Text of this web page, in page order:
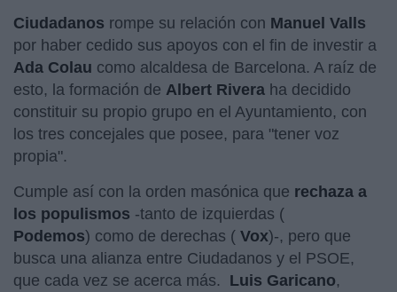
Ciudadanos rompe su relación con Manuel Valls
por haber cedido sus apoyos con el fin de investir a
Ada Colau como alcaldesa de Barcelona. A raíz de
esto, la formación de Albert Rivera ha decidido
constituir su propio grupo en el Ayuntamiento, con
los tres concejales que posee, para "tener voz
propia".
Cumple así con la orden masónica que rechaza a
los populismos -tanto de izquierdas (
Podemos) como de derechas ( Vox)-, pero que
busca una alianza entre Ciudadanos y el PSOE,
que cada vez se acerca más.
Luis Garicano,